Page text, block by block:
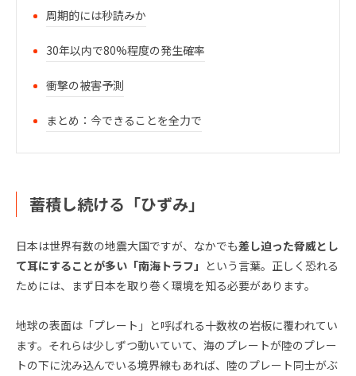
周期的には秒読みか
30年以内で80%程度の発生確率
衝撃の被害予測
まとめ：今できることを全力で
蓄積し続ける「ひずみ」
日本は世界有数の地震大国ですが、なかでも差し迫った脅威とし
て耳にすることが多い「南海トラフ」 という言葉。正しく恐れる
ためには、まず日本を取り巻く環境を知る必要があります。
地球の表面は「プレート」と呼ばれる十数枚の岩板に覆われてい
ます。それらは少しずつ動いていて、海のプレートが陸のプレー
トの下に沈み込んでいる境界線もあれば、陸のプレート同士がぶ